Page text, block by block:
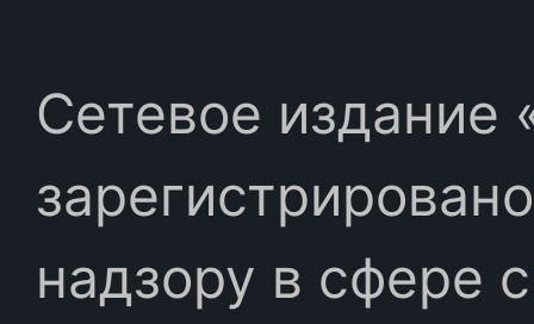
Сетевое издание
надзору в сфере